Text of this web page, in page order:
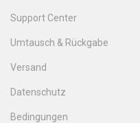
Support Center
Umtausch & Rückgabe
Versand
Datenschutz
Bedingungen